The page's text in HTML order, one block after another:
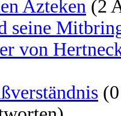
Azteken (2
seine
von